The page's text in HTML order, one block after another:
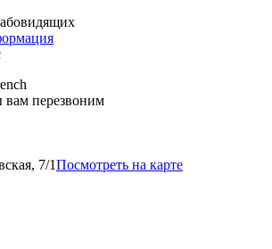
перезвоним
7/1Посмотреть на карте